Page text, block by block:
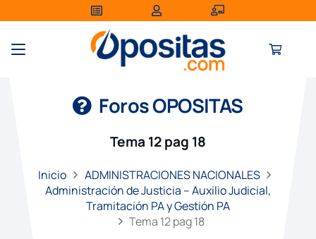
Foros OPOSITAS
Tema 12 pag 18
Inicio
ADMINISTRACIONES NACIONALES
Administración de Justicia – Auxilio Judicial,
Tramitación PA y Gestión PA
Tema 12 pag 18